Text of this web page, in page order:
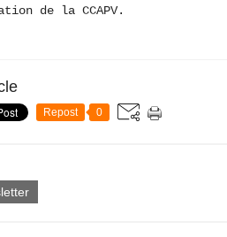
de la CCAPV.
Repost 0